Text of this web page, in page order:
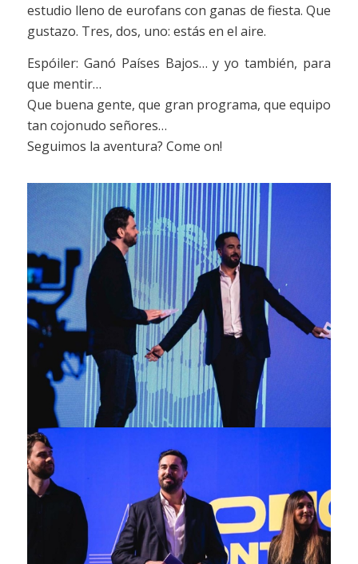
estudio lleno de eurofans con ganas de fiesta. Que
gustazo. Tres, dos, uno: estás en el aire.
Espóiler: Ganó Países Bajos… y yo también, para
que mentir…
Que buena gente, que gran programa, que equipo
tan cojonudo señores…
Seguimos la aventura? Come on!